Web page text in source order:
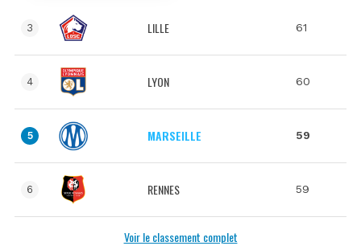
3 LILLE 61
4 LYON 60
5 MARSEILLE 59
6 RENNES 59
Voir le classement complet